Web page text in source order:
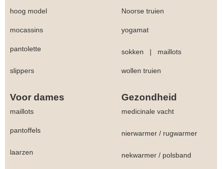
hoog model Noorse truien
mocassins yogamat
pantolette sokken | maillots
slippers wollen truien
Voor dames Gezondheid
maillots medicinale vacht
pantoffels nierwarmer / rugwarmer
laarzen nekwarmer / polsband